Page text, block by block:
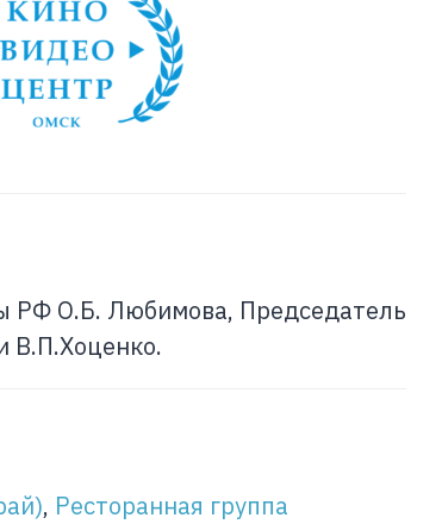
РФ О.Б. Любимова, Председатель
В.П.Хоценко.
, Ресторанная группа